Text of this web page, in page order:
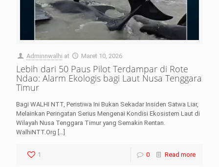
Adminnwalhi at Maret 10, 2026
Lebih dari 50 Paus Pilot Terdampar di Rote
Ndao: Alarm Ekologis bagi Laut Nusa Tenggara
Timur
Bagi WALHI NTT, Peristiwa Ini Bukan Sekadar Insiden Satwa Liar,
Melainkan Peringatan Serius Mengenai Kondisi Ekosistem Laut di
Wilayah Nusa Tenggara Timur yang Semakin Rentan.
WalhiNTT.Org […]
1 0 Read more